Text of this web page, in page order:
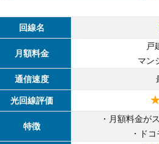
回線名
月額料金
戸
マン
通信速度
光回線評価
特徴
・月額料金が
・ド